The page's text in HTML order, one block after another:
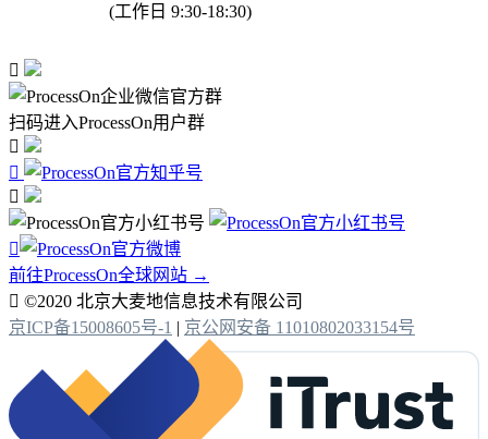
(工作日 9:30-18:30)

扫码进入ProcessOn用户群




前往ProcessOn全球网站 →
 ©2020 北京大麦地信息技术有限公司
京ICP备15008605号-1 | 京公网安备 11010802033154号